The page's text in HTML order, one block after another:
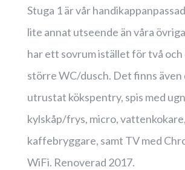
Stuga 1 är vår
lite annat utseende än våra
har ett sovrum istället för två och
större WC/dusch. Det finns
utrustat kökspentry, spis med
kylskåp/frys, micro, vattenkokare,
kaffebryggare, samt TV med
WiFi. Renoverad 2017.